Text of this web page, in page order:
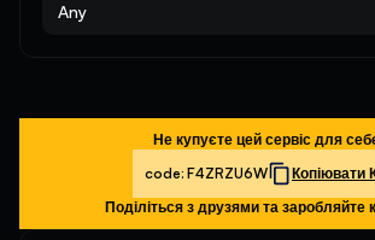
Any
Не купуєте цей сервіс для
code: F4ZRZU6W
Копіювати
Поділіться з друзями та заробляйте